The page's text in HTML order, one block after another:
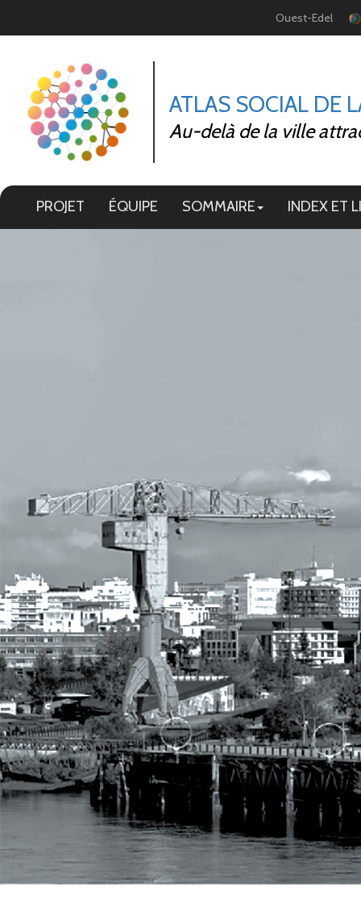
Ouest-Edel
ATLAS SOCIAL DE
Au-delà de la ville
PROJET ÉQUIPE SOMMAIRE INDEX ET